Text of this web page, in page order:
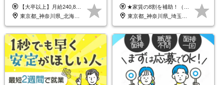
集*週休3日/年休161日可*未経
験OK*新規開業あり
【大卒以上】月給240,800円以上+賞与2回+各種手当 【短大・専門学校卒】月給204,400円以上+賞与2回+各種手当 【上記以外】月給187,000円以上+賞与2回+各種手当 ※経験、資格、能力等を考慮の上、決定いたします ※残業代全額支給 ※試用期間3ヶ月（条件変更なし）
東京都_神奈川県_北海道_青森県_山形県_福島県_栃木県_群馬県_山梨県_長野県_石川県_静岡県_岐阜県_京都府_広島県_島根県_山口県_高知県_長崎県_大分県_鹿児島県_沖縄県
2回/残業月平均4.7h/最大7連休
OK
★家賃の8割を補助！（限度額は地域により異なる） ※転勤による引っ越しが発生する場合 ＝＝＝＝＝＝＝＝＝＝＝＝＝＝＝＝＝＝＝＝＝＝＝ 例えば、家賃7.5万円なら6万円は会社で負担。 あなたが支払うのは、たったの1.5万円です！ 年間では自己負担額が約72万ほどお得になります！ ＝＝＝＝＝＝＝＝＝＝＝＝＝＝＝＝＝＝＝＝＝＝＝ 月給22万8,700円～26万3,100円＋賞与年2回（初回の支給は当社規定による）＋残業手当 ＜実際の給与例＞ *24歳:月給23万4,700円＋賞与年2回（初回の支給は当社規定による）＋残業手当＋諸手当 ※上記はあくまで参考月給です。ご経歴・年齢を考慮し、当社規定により決定します ※評価により昇給あり ※残業代は別途支給あり ※試用期間2ヶ月あり（期間中の給与・待遇に差異はありません） 【実在する社員の年収モデル】 年収530万円（30歳） 年収820万円（40歳） 【入社時の想定年収】 330万円～900万円
東京都_神奈川県_埼玉県_千葉県_大阪府_愛知県_北海道_岩手県_宮城県_秋田県_福島県_茨城県_栃木県_富山県_石川県_福井県_静岡県_岐阜県_三重県_兵庫県_京都府_滋賀県_奈良県_広島県_岡山県_徳島県_香川県_愛媛県_高知県_福岡県_熊本県_佐賀県_長崎県_大分県_宮崎県_沖縄県